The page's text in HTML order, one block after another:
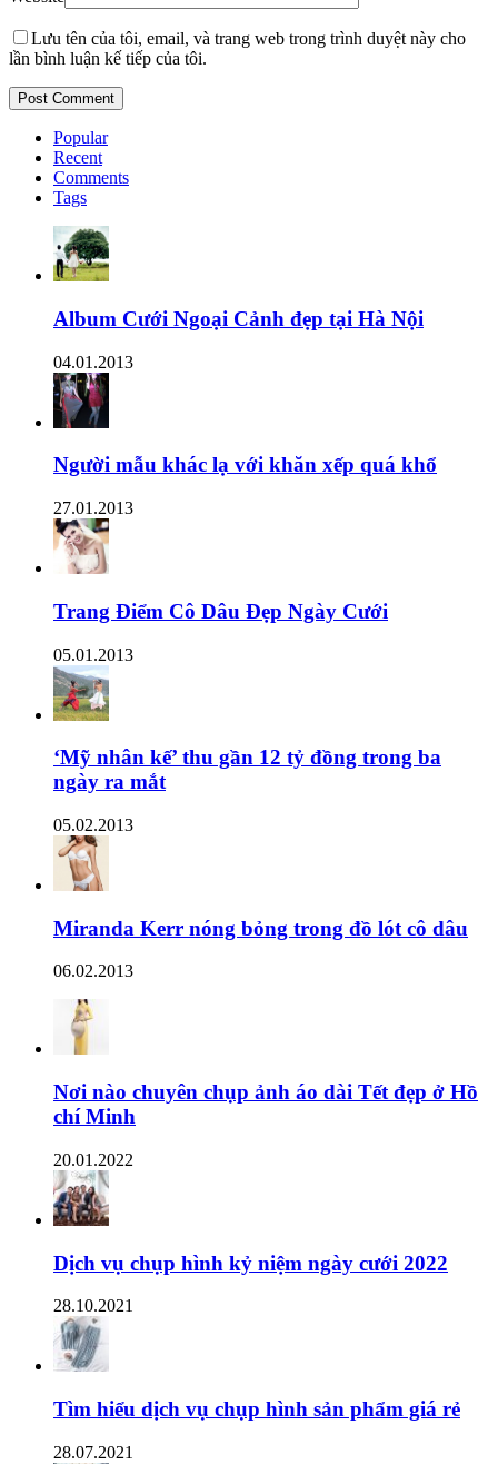
Lưu tên của tôi, email, và trang web trong trình duyệt này cho
lần bình luận kế tiếp của tôi.
Popular
Recent
Comments
Tags
Album Cưới Ngoại Cảnh đẹp tại Hà Nội
04.01.2013
Người mẫu khác lạ với khăn xếp quá khổ
27.01.2013
Trang Điểm Cô Dâu Đẹp Ngày Cưới
05.01.2013
‘Mỹ nhân kế’ thu gần 12 tỷ đồng trong ba
ngày ra mắt
05.02.2013
Miranda Kerr nóng bỏng trong đồ lót cô dâu
06.02.2013
Nơi nào chuyên chụp ảnh áo dài Tết đẹp ở Hồ
chí Minh
20.01.2022
Dịch vụ chụp hình kỷ niệm ngày cưới 2022
28.10.2021
Tìm hiểu dịch vụ chụp hình sản phẩm giá rẻ
28.07.2021